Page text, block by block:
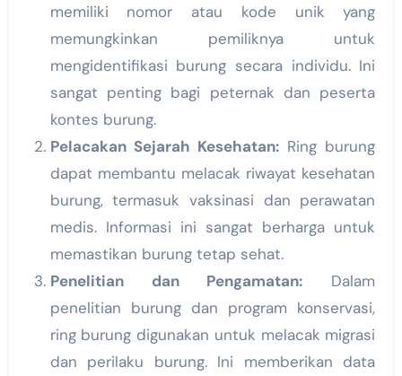
memiliki nomor atau kode unik yang
memungkinkan pemiliknya untuk
mengidentifikasi burung secara individu. Ini
sangat penting bagi peternak dan peserta
kontes burung.
Pelacakan Sejarah Kesehatan: Ring burung
dapat membantu melacak riwayat kesehatan
burung, termasuk vaksinasi dan perawatan
medis. Informasi ini sangat berharga untuk
memastikan burung tetap sehat.
Penelitian dan Pengamatan: Dalam
penelitian burung dan program konservasi,
ring burung digunakan untuk melacak migrasi
dan perilaku burung. Ini memberikan data